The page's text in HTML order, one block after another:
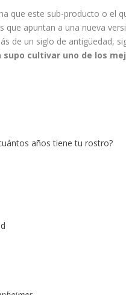
que este sub-producto o el
que apuntan a una nueva
de un siglo de antigüedad,
cultivar uno de los
años tiene tu rostro?